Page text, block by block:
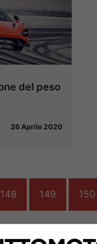
del peso
26 Aprile 2020
148 149 150